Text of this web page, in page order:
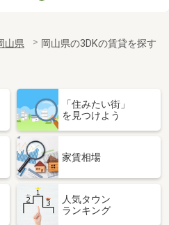
目
万円
県岡山市北区大和町１丁目
山県 岡山県の3DKの賃貸を探す
「住みたい街」
を見つけよう
家賃相場
人気タウン
ランキング